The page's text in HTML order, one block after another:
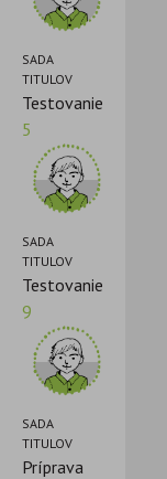
SADA
TITULOV
Testovanie
5
SADA
TITULOV
Testovanie
9
SADA
TITULOV
Príprava